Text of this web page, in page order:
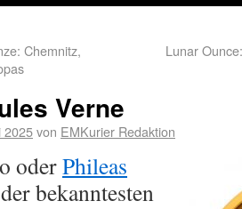
Chemnitz,
Lunar
Verne
2025von EMKurier Redaktion
oderPhileas
bekanntesten